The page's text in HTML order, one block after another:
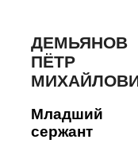
ДЕМЬЯНОВ
ПЁТР
Младший
сержант